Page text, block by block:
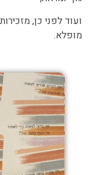
ועוד לפני כן,
מופלא.